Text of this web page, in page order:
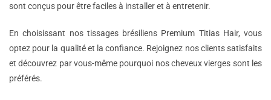
sont conçus pour être faciles à installer et à entretenir.
En choisissant nos tissages brésiliens Premium Titias Hair, vous
optez pour la qualité et la confiance. Rejoignez nos clients satisfaits
et découvrez par vous-même pourquoi nos cheveux vierges sont les
préférés.